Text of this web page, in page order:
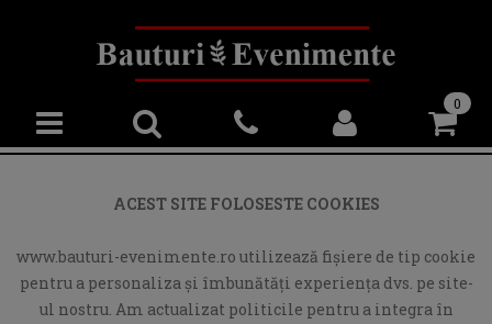
0
ACEST SITE FOLOSESTE COOKIES
www.bauturi-evenimente.ro utilizează fişiere de tip cookie
pentru a personaliza și îmbunătăți experiența dvs. pe site-
ul nostru. Am actualizat politicile pentru a integra în